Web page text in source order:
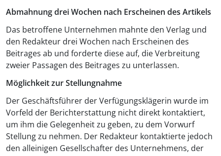
Abmahnung drei Wochen nach Erscheinen des Artikels
Das betroffene Unternehmen mahnte den Verlag und
den Redakteur drei Wochen nach Erscheinen des
Beitrages ab und forderte diese auf, die Verbreitung
zweier Passagen des Beitrages zu unterlassen.
Möglichkeit zur Stellungnahme
Der Geschäftsführer der Verfügungsklägerin wurde im
Vorfeld der Berichterstattung nicht direkt kontaktiert,
um ihm die Gelegenheit zu geben, zu dem Vorwurf
Stellung zu nehmen. Der Redakteur kontaktierte jedoch
den alleinigen Gesellschafter des Unternehmens, der